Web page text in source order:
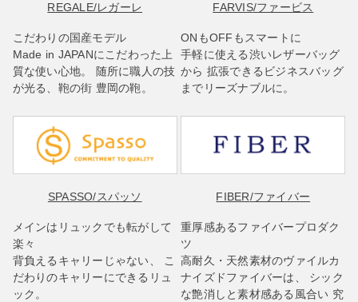
REGALE/レガーレ
こだわりの国産モデル
Made in JAPANにこだわった上
質な使い心地。 随所に職人の技
が光る、鞄の街 豊岡の鞄。
FARVIS/ファービス
ONもOFFもスマートに
手軽に使える渋いレザーバッグ
から 拡張できるビジネスバッグ
までリーズナブルに。
SPASSO/スパッソ
メインはリュックでも転がして
楽々
背負えるキャリーじゃない、 こ
だわりのキャリーにできるリュ
ック。
FIBER/ファイバー
重厚感あるファイバープロダク
ツ
高耐久・天然素材のヴァイルカ
ナイズドファイバーは、 シック
な艶消しと素材感ある風合い 究